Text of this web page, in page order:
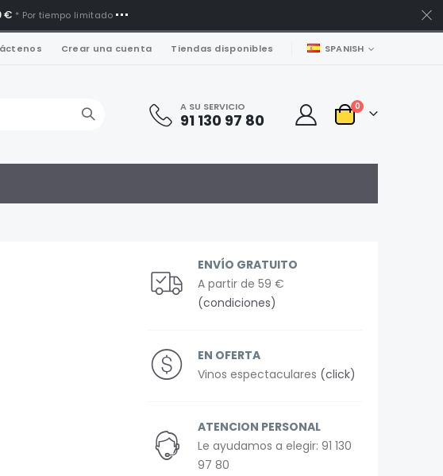
€ * Por tiempo limitado
Crear una cuenta Tiendas disponibles LENGUAJE
SPANISH
A SU SERVICIO
91 130 97 80 Carro
0artículos
ENVÍO GRATUITO
A partir de 59 €
(condiciones)
EN OFERTA
Vinos espectaculares (click)
ATENCION PERSONAL
Le ayudamos a elegir: 91 130
97 80